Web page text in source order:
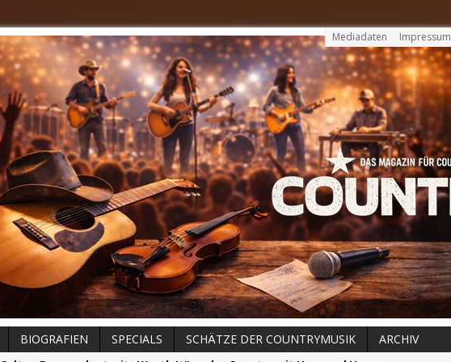
Mediadaten Impressum
BIOGRAFIEN SPECIALS SCHÄTZE DER COUNTRYMUSIK
ARCHIV